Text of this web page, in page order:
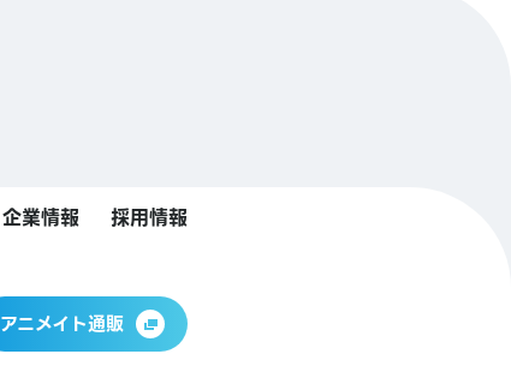
企業情報 採用情報
アニメイト通販